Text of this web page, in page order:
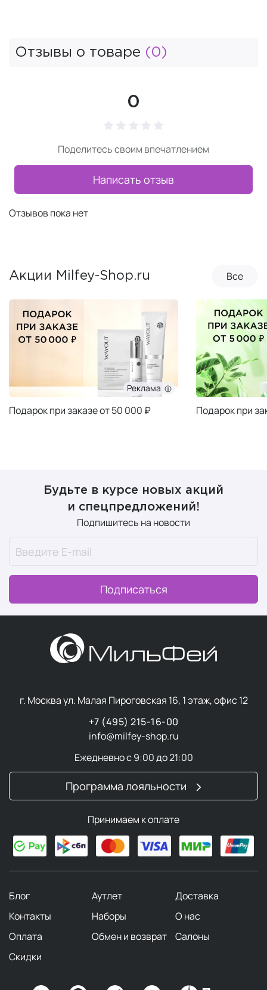
Отзывы о товаре (0)
0
Поделитесь своим впечатлением
Написать отзыв
Отзывов пока нет
Акции Milfey-Shop.ru Все
Реклама
Подарок при заказе от 50 000 ₽ Подарок при
Будьте в курсе новых акций
и спецпредложений!
Подпишитесь на новости
Подписаться
г. Москва ул. Малая Пироговская 16, 1 этаж, офис 12
+7 (495) 215-16-00
info@milfey-shop.ru
Ежедневно с 9:00 до 21:00
Программа лояльности
Принимаем к оплате
Блог Аутлет
Доставка
Контакты
Наборы
О нас
Оплата
Обмен и возврат
Салоны
Скидки